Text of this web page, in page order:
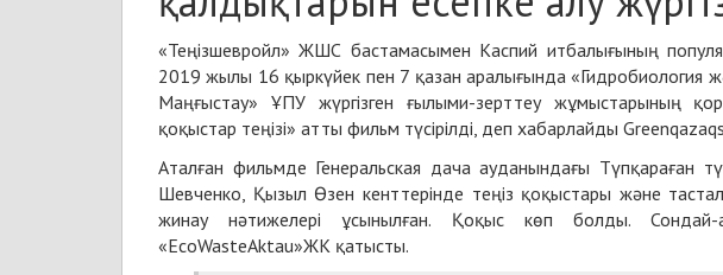
«Теңізшевройл» ЖШС бастамасымен Каспий итбалығының
2019 жылы 16 қыркүйек пен 7 қазан аралығында «Гидробиология
Маңғыстау» ҰПУ жүргізген ғылыми-зерттеу жұмыстарының
қоқыстар теңізі» атты фильм түсірілді, деп хабарлайды
Аталған фильмде Генеральская дача ауданындағы Түпқараған
Шевченко, Қызыл Өзен кенттерінде теңіз қоқыстары және
жинау нәтижелері ұсынылған. Қоқыс көп болды.
«EcoWasteAktau»ЖК қатысты.